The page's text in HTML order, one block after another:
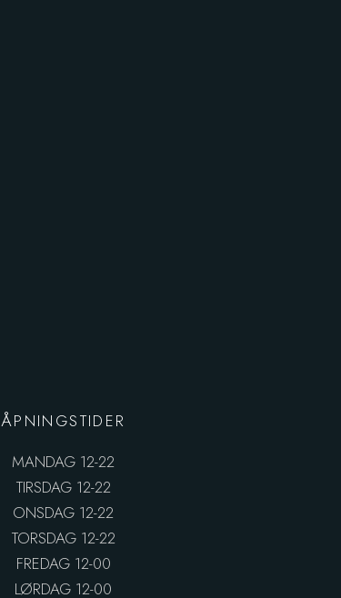
ÅPNINGSTIDER
MANDAG 12-22
TIRSDAG 12-22
ONSDAG 12-22
TORSDAG 12-22
FREDAG 12-00
LØRDAG 12-00